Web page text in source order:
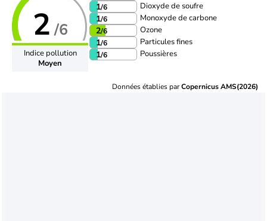
2 /6
Indice pollution
Moyen
1/6 Dioxyde de soufre
1/6 Monoxyde de carbone
2/6 Ozone
1/6 Particules fines
1/6 Poussières
Données établies parCopernicus AMS(2026)